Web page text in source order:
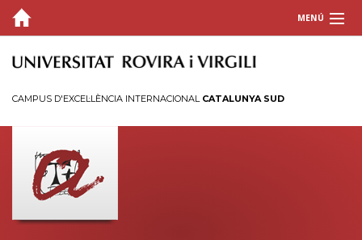
MENÚ
LA FACULTAT
Màsters universitaris
Doctorats
Postgraus
CAMPUS D'EXCEL·LÈNCIA INTERNACIONAL CATALUNYA SUD